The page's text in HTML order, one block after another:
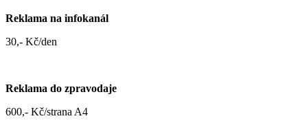
Reklama na infokanál
30,- Kč/den
Reklama do zpravodaje
600,- Kč/strana A4